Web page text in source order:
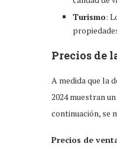
Turismo:
Precios de
A medida que la
2024 muestran
continuación, se
Precios de